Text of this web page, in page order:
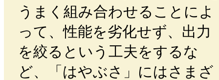
うまく組み合わせることによ
って、性能を劣化せず、出力
を絞るという工夫をするな
ど、「はやぶさ」にはさまざ